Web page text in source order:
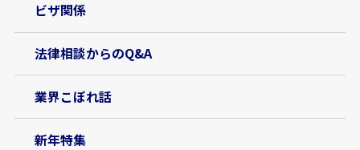
ビザ関係
法律相談からのQ&A
業界こぼれ話
新年特集